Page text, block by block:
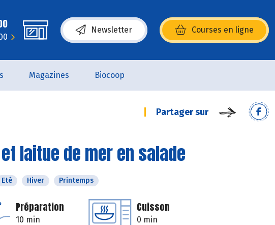
Newsletter Courses en ligne
(s’ouvre dans une nouvelle fenêtre)
Magazines Biocoop
Partager sur
laitue de mer en salade
Eté Hiver Printemps
Préparation
10 min
Cuisson
0 min